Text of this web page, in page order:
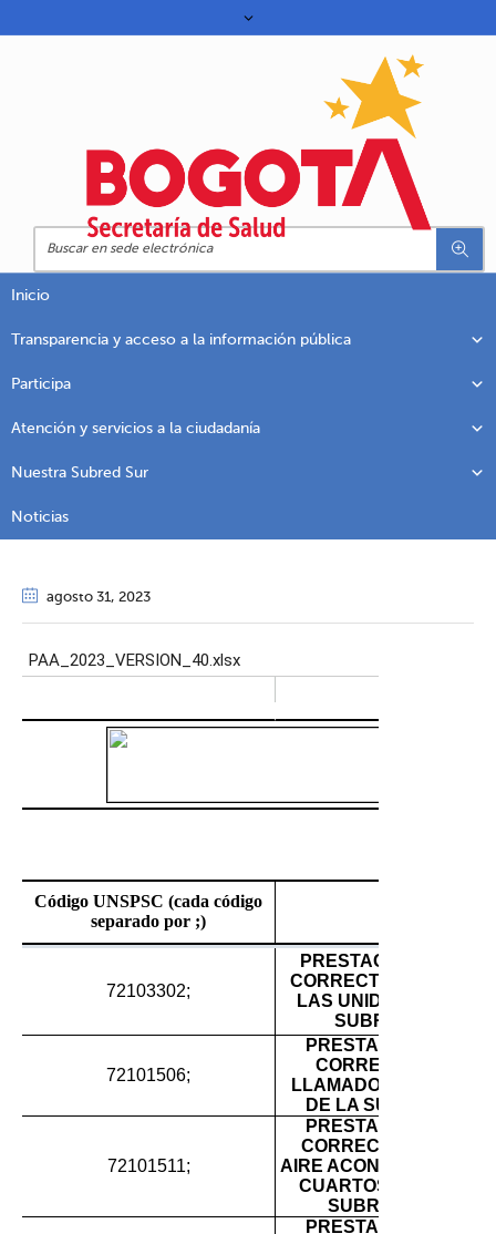
Inicio
Transparencia y acceso a la información pública
Participa
Atención y servicios a la ciudadanía
Nuestra Subred Sur
Noticias
agosto 31, 2023